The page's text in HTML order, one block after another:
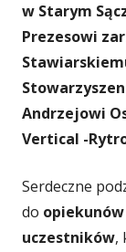
w Starym
Prezesowi
Andrzejowi
Vertical -
Serdeczne
do
uczestników,